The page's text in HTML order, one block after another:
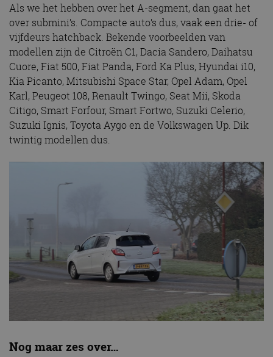
Als we het hebben over het A-segment, dan gaat het
over submini’s. Compacte auto’s dus, vaak een drie- of
vijfdeurs hatchback. Bekende voorbeelden van
modellen zijn de Citroën C1, Dacia Sandero, Daihatsu
Cuore, Fiat 500, Fiat Panda, Ford Ka Plus, Hyundai i10,
Kia Picanto, Mitsubishi Space Star, Opel Adam, Opel
Karl, Peugeot 108, Renault Twingo, Seat Mii, Skoda
Citigo, Smart Forfour, Smart Fortwo, Suzuki Celerio,
Suzuki Ignis, Toyota Aygo en de Volkswagen Up. Dik
twintig modellen dus.
Nog maar zes over…